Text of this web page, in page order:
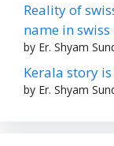
Reality of
name in
by Er. Shyam
Kerala story
by Er. Shyam